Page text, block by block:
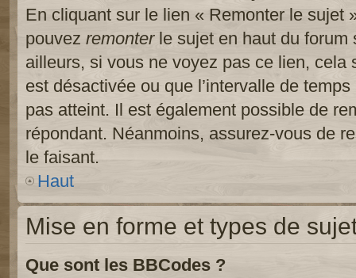
En cliquant sur le lien « Remonter le sujet
pouvez remonterle sujet en haut du forum
ailleurs, si vous ne voyez pas ce lien, cela
est désactivée ou que l’intervalle de
pas atteint. Il est également possible de
répondant. Néanmoins, assurez-vous de
le faisant.
Haut
Mise en forme et types de
Que sont les BBCodes ?